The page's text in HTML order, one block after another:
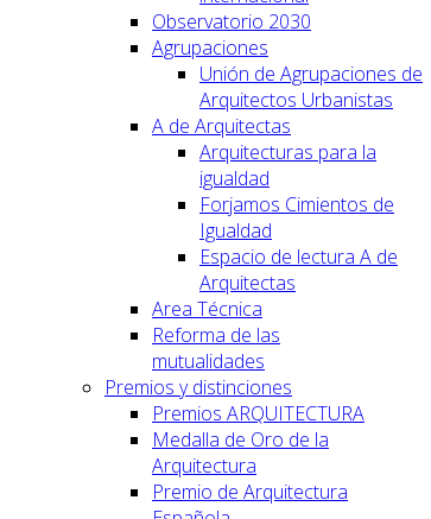
Observatorio 2030
Agrupaciones
Unión de Agrupaciones de
Arquitectos Urbanistas
A de Arquitectas
Arquitecturas para la
igualdad
Forjamos Cimientos de
Igualdad
Espacio de lectura A de
Arquitectas
Area Técnica
Reforma de las
mutualidades
Premios y distinciones
Premios ARQUITECTURA
Medalla de Oro de la
Arquitectura
Premio de Arquitectura